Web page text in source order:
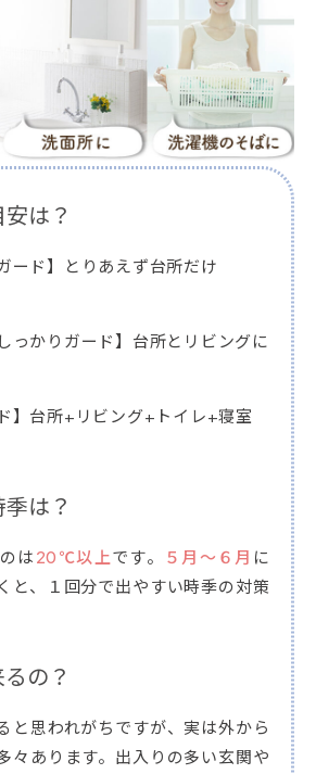
は？
ード】とりあえず台所だけ
っかりガード】台所とリビングに
】台所+リビング+トイレ+寝室
は？
は 20℃以上です。 ５月～６月 に
と、１回分で出やすい時季の対策
の？
と思われがちですが、実は外から
々あります。出入りの多い玄関や